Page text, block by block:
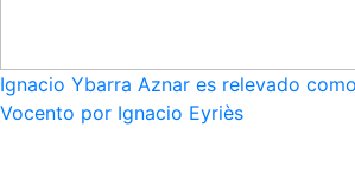
Ignacio Ybarra Aznar es relevado
Vocento por Ignacio Eyriès